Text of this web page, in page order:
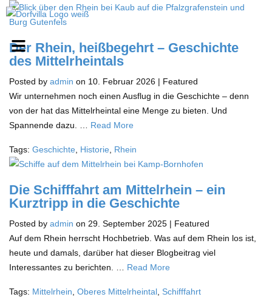
Der Rhein, heißbegehrt – Geschichte
des Mittelrheintals
Posted by admin on 10. Februar 2026 | Featured
Wir unternehmen noch einen Ausflug in die Geschichte – denn
von der hat das Mittelrheintal eine Menge zu bieten. Und
Spannende dazu. … Read More
Tags: Geschichte Historie Rhein
Die Schifffahrt am Mittelrhein – ein
Kurztripp in die Geschichte
Posted by admin on 29. September 2025 | Featured
Auf dem Rhein herrscht Hochbetrieb. Was auf dem Rhein los ist,
heute und damals, darüber hat dieser Blogbeitrag viel
Interessantes zu berichten. … Read More
Tags: Mittelrhein Oberes Mittelrheintal Schifffahrt